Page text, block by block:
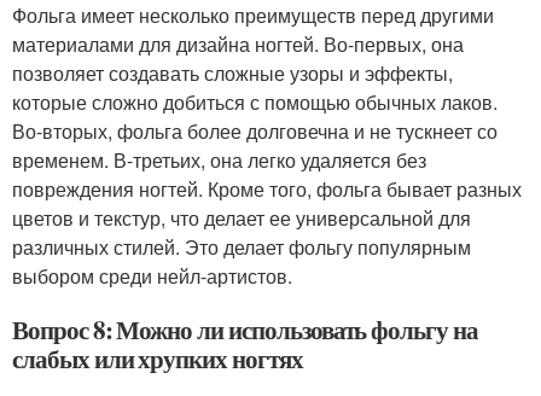
Фольга имеет несколько преимуществ перед другими
материалами для дизайна ногтей. Во-первых, она
позволяет создавать сложные узоры и эффекты,
которые сложно добиться с помощью обычных лаков.
Во-вторых, фольга более долговечна и не тускнеет со
временем. В-третьих, она легко удаляется без
повреждения ногтей. Кроме того, фольга бывает разных
цветов и текстур, что делает ее универсальной для
различных стилей. Это делает фольгу популярным
выбором среди нейл-артистов.
Вопрос 8: Можно ли использовать фольгу на
слабых или хрупких ногтях